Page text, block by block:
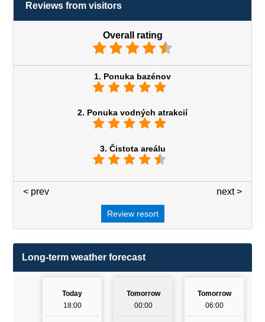
Reviews from visitors
Overall rating
1. Ponuka bazénov
2. Ponuka vodných atrakcií
3. Čistota areálu
next >
< prev
Review resort
Long-term weather forecast
Today
18:00
Tomorrow
00:00
Tomorrow
06:00